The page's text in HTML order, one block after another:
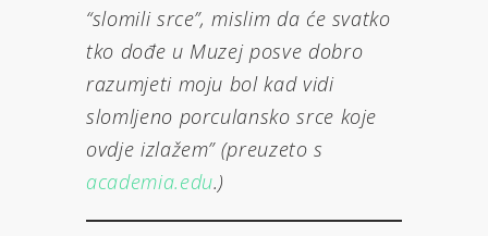
“slomili srce”, mislim da će svatko
tko dođe u Muzej posve dobro
razumjeti moju bol kad vidi
slomljeno porculansko srce koje
ovdje izlažem” (preuzeto s
academia.edu.)